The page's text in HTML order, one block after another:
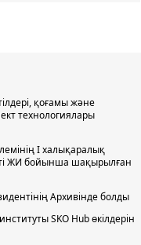
қоғамы және
технологиялары
І халықаралық
ЖИ бойынша шақырылған
Архивінде болды
SKO Hub өкілдерін